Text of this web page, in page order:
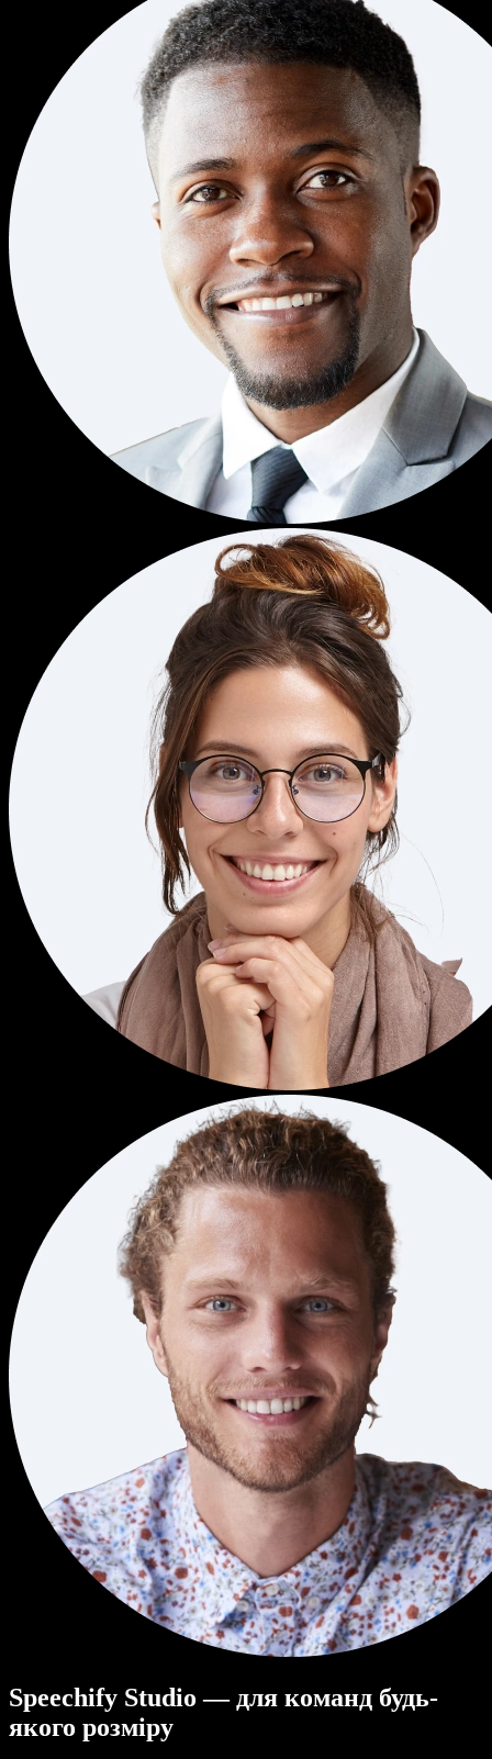
Speechify Studio — для команд будь-
якого розміру